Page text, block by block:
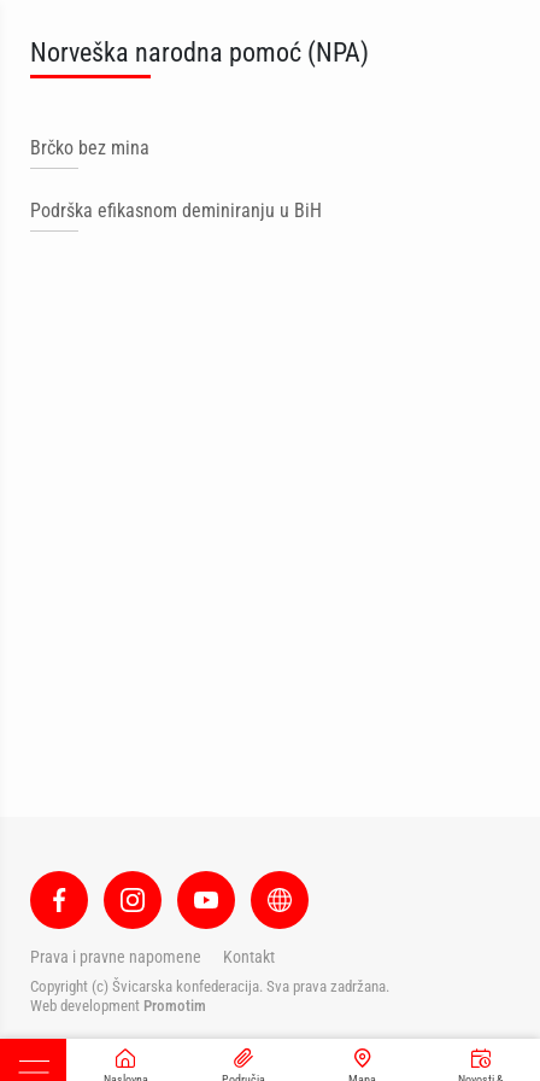
Norveška narodna pomoć (NPA)
Brčko bez mina
Podrška efikasnom deminiranju u BiH
Prava i pravne napomene Kontakt
Copyright (c) Švicarska konfederacija. Sva prava zadržana.
Web development Promotim